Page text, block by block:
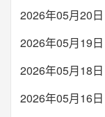
2026年05月19
2026年05月18